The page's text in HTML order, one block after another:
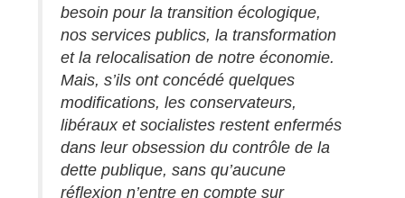
besoin pour la transition écologique,
nos services publics, la transformation
et la relocalisation de notre économie.
Mais, s’ils ont concédé quelques
modifications, les conservateurs,
libéraux et socialistes restent enfermés
dans leur obsession du contrôle de la
dette publique, sans qu’aucune
réflexion n’entre en compte sur